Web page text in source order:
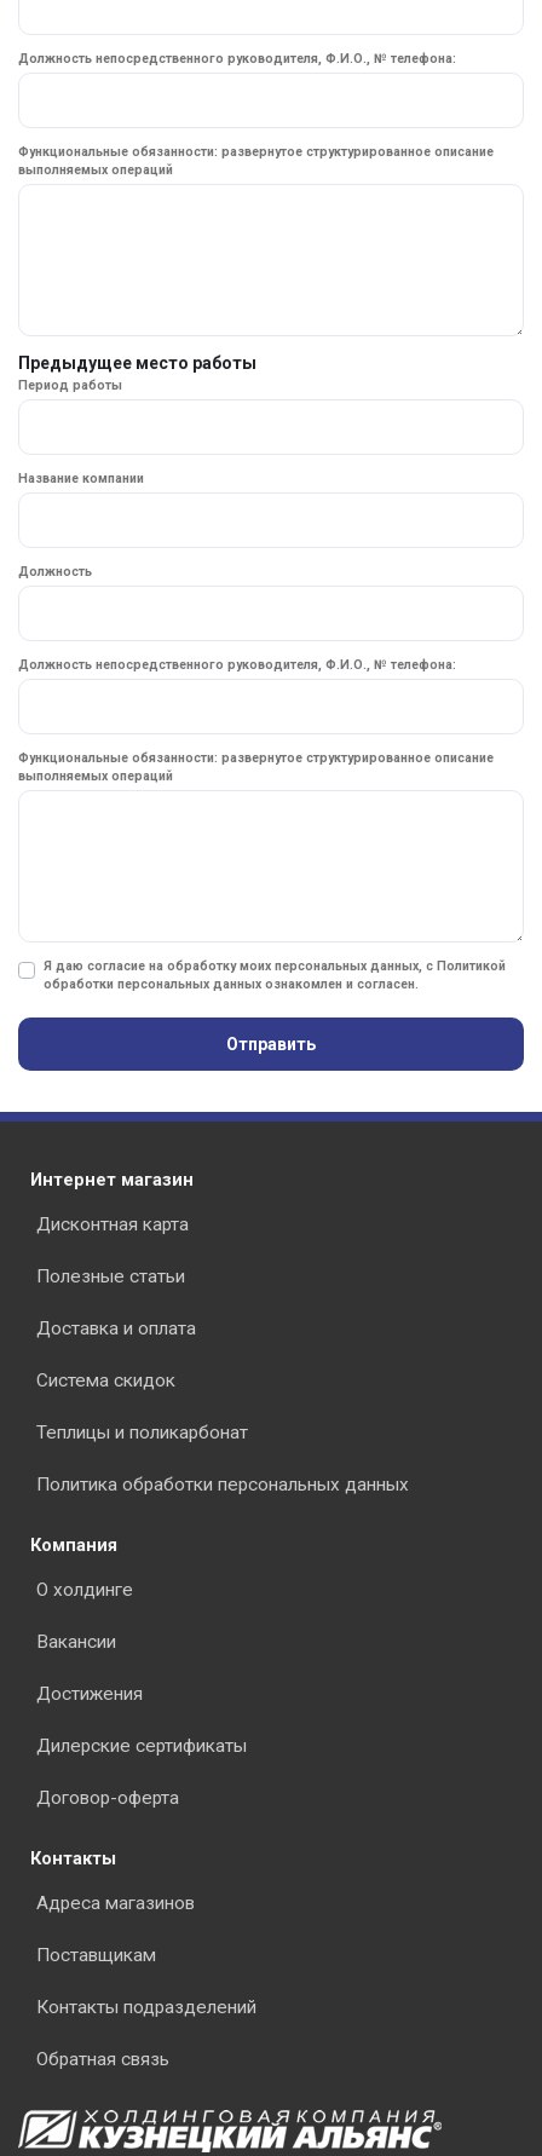
Должность непосредственного руководителя, Ф.И.О., № телефона:
Функциональные обязанности: развернутое структурированное описание
выполняемых операций
Предыдущее место работы
Период работы
Название компании
Должность
Должность непосредственного руководителя, Ф.И.О., № телефона:
Функциональные обязанности: развернутое структурированное описание
выполняемых операций
Я даю согласие на обработку моих персональных данных, с Политикой
обработки персональных данных ознакомлен и согласен.
Отправить
Интернет магазин
Дисконтная карта
Полезные статьи
Доставка и оплата
Система скидок
Теплицы и поликарбонат
Политика обработки персональных данных
Компания
О холдинге
Вакансии
Достижения
Дилерские сертификаты
Договор-оферта
Контакты
Адреса магазинов
Поставщикам
Контакты подразделений
Обратная связь